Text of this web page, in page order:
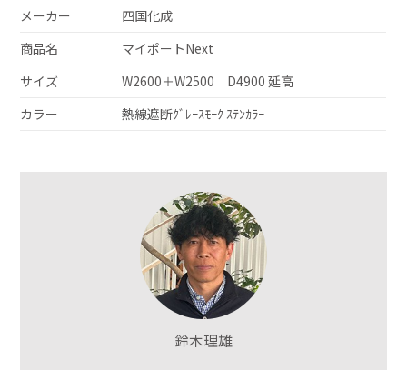
メーカー
四国化成
商品名
マイポートNext
サイズ
W2600＋W2500 D4900 延高
カラー
熱線遮断ｸﾞﾚｰｽﾓｰｸ ｽﾃﾝｶﾗｰ
鈴木理雄